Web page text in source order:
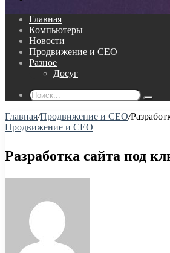
Главная
Компьютеры
Новости
Продвижение и СЕО
Разное
Досуг
Главная/Продвижение и СЕО/
Продвижение и СЕО
Разработка сайта под